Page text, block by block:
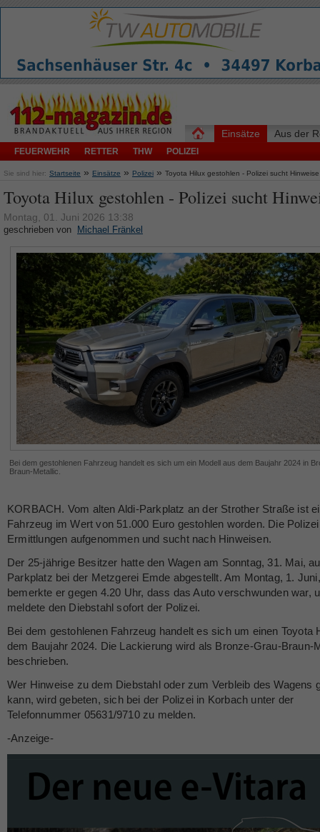
Einsätze
FEUERWEHR RETTER THW POLIZEI
Aus der
Sie sind hier: Startseite » Einsätze » Polizei » Toyota Hilux gestohlen - Polizei sucht Hinweise
Toyota Hilux gestohlen - Polizei sucht
Montag, 01. Juni 2026 13:38
geschrieben von Michael Fränkel
Bei dem gestohlenen Fahrzeug handelt es sich um ein Modell aus dem Baujahr 2024 in
Braun-Metallic.
KORBACH. Vom alten Aldi-Parkplatz an der Strother Straße ist
Fahrzeug im Wert von 51.000 Euro gestohlen worden. Die
Ermittlungen aufgenommen und sucht nach Hinweisen.
Der 25-jährige Besitzer hatte den Wagen am Sonntag, 31. Mai,
Parkplatz bei der Metzgerei Emde abgestellt. Am Montag, 1. Juni,
bemerkte er gegen 4.20 Uhr, dass das Auto verschwunden war,
meldete den Diebstahl sofort der Polizei.
Bei dem gestohlenen Fahrzeug handelt es sich um einen Toyota
dem Baujahr 2024. Die Lackierung wird als Bronze-Grau-Braun-
beschrieben.
Wer Hinweise zu dem Diebstahl oder zum Verbleib des Wagens
kann, wird gebeten, sich bei der Polizei in Korbach unter der
Telefonnummer 05631/9710 zu melden.
-Anzeige-